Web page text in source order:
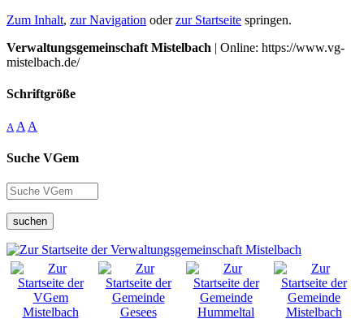
Zum Inhalt, zur Navigation oderzur Startseite springen.
Verwaltungsgemeinschaft Mistelbach | Online: https://www.vg-
mistelbach.de/
Schriftgröße
A A A
Suche VGem
suchen